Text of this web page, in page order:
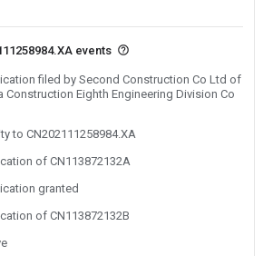
events
filed by Second Construction Co Ltd of
Construction Eighth Engineering Division Co
to CN202111258984.XA
of CN113872132A
granted
of CN113872132B